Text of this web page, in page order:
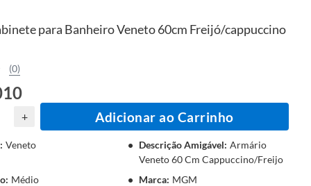
para Banheiro Veneto 60cm Freijó/cappuccino
(0)
+ Adicionar ao Carrinho
: Veneto Descrição Amigável: Armário
Veneto 60 Cm Cappuccino/Freijo
: Médio Marca: MGM